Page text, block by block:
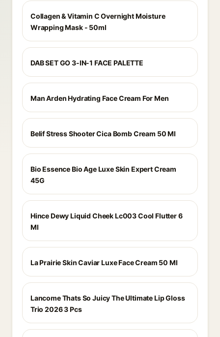
Collagen & Vitamin C Overnight Moisture
Wrapping Mask - 50ml
DAB SET GO 3-IN-1 FACE PALETTE
Man Arden Hydrating Face Cream For Men
Belif Stress Shooter Cica Bomb Cream 50 Ml
Bio Essence Bio Age Luxe Skin Expert Cream
45G
Hince Dewy Liquid Cheek Lc003 Cool Flutter 6
Ml
La Prairie Skin Caviar Luxe Face Cream 50 Ml
Lancome Thats So Juicy The Ultimate Lip Gloss
Trio 2026 3 Pcs